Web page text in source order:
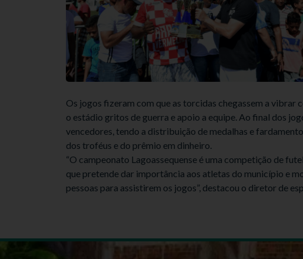
Os jogos fizeram com que as torcidas chegassem a vibrar
o estádio gritos de guerra e apoio a equipe. Ao final dos
vencedores, tendo a distribuição de medalhas e
dos troféus e do prêmio em dinheiro.
“O campeonato Lagoassequense é uma competição de
que pretende dar importância aos atletas do município e
pessoas para assistirem os jogos”, destacou o diretor de